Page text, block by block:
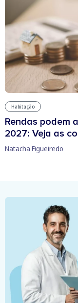
Habitação
Rendas podem
2027: Veja as
Natacha Figueiredo